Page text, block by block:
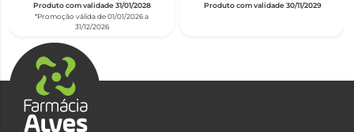
*Promoção válida de 01/01/2026 a
31/12/2026
Produto com validade 31/01/2028 Produto com validade 30/11/2029